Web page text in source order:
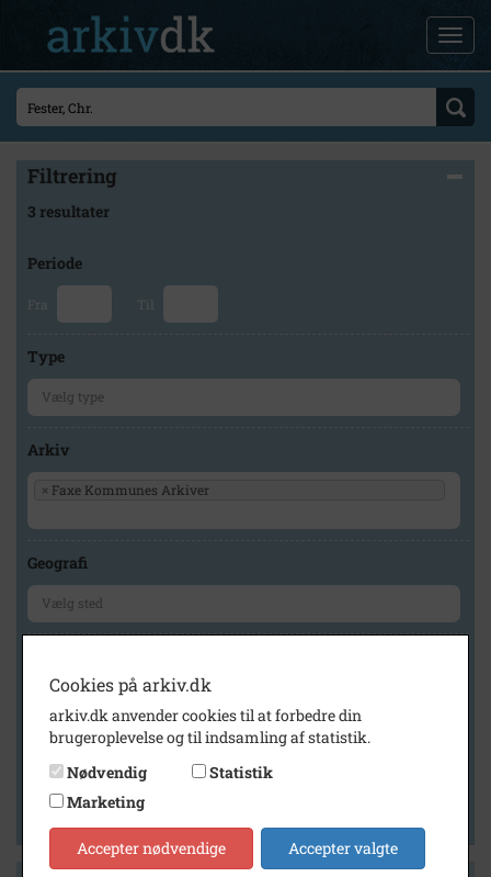
Filtrering
3 resultater
Periode
Fra Til
Type
Arkiv
× Faxe Kommunes Arkiver
Geografi
Vis kun med billeder
Vis kun med filmklip
Vis kun med kilder
Cookies på arkiv.dk
arkiv.dk anvender cookies til at forbedre din
brugeroplevelse og til indsamling af statistik.
Nødvendig
Statistik
Marketing
Accepter nødvendige Accepter valgte